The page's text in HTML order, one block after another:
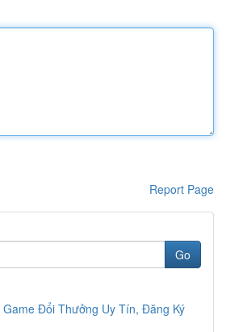
Report Page
Go
Game Đổi Thưởng Uy Tín, Đăng Ký